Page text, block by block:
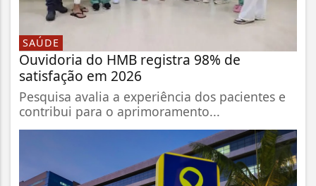
SAÚDE
Ouvidoria do HMB registra 98% de
satisfação em 2026
Pesquisa avalia a experiência dos pacientes e
contribui para o aprimoramento...